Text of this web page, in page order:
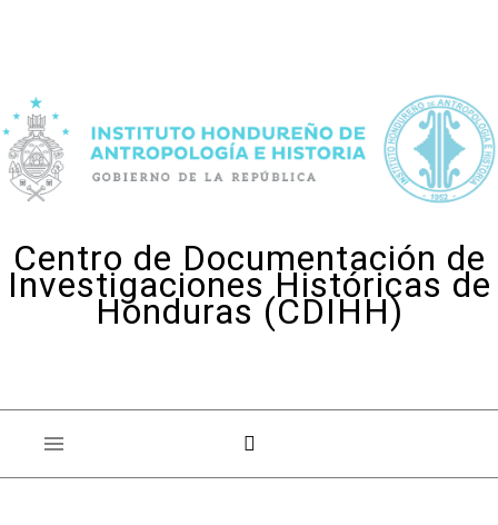
Centro de Documentación de
Investigaciones Históricas de
Honduras (CDIHH)